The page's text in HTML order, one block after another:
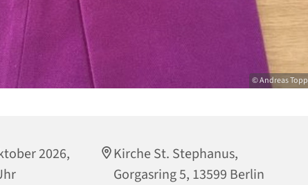
© Andreas Topp
2026,
Kirche St. Stephanus,
Gorgasring 5, 13599 Berlin